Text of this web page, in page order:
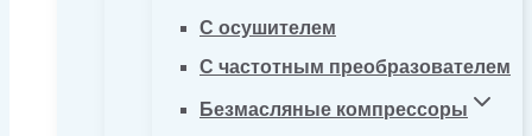
С осушителем
С частотным преобразователем
Безмасляные компрессоры